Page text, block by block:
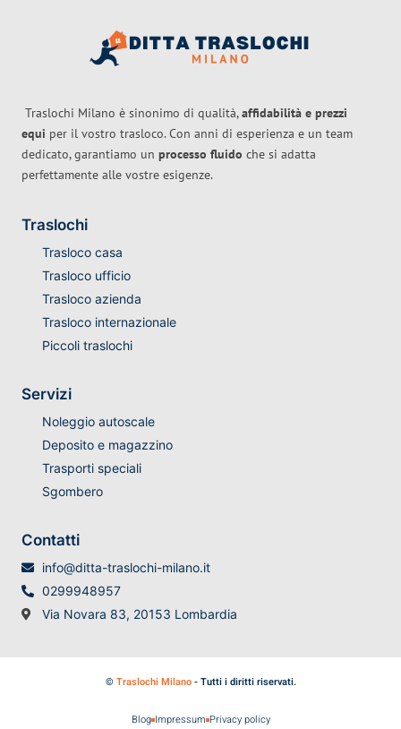
Traslochi Milano è sinonimo di qualità,affidabilità e prezzi
equi per il vostro trasloco. Con anni di esperienza e un team
dedicato, garantiamo un processo fluido che si adatta
perfettamente alle vostre esigenze.
Traslochi
Trasloco casa
Trasloco ufficio
Trasloco azienda
Trasloco internazionale
Piccoli traslochi
Servizi
Noleggio autoscale
Deposito e magazzino
Trasporti speciali
Sgombero
Contatti
info@ditta-traslochi-milano.it
0299948957
Via Novara 83, 20153 Lombardia
© Traslochi Milano- Tutti i diritti riservati.
Blog Impressum Privacy policy